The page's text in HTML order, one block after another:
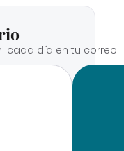
cada día en tu correo.